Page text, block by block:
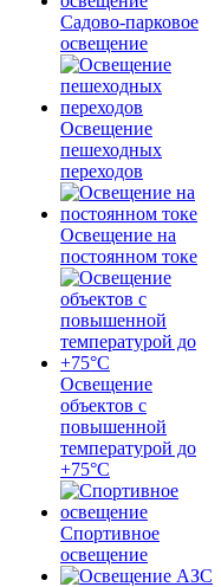
Садово-парковое
освещение
Освещение
пешеходных
переходов
Освещение на
постоянном токе
Освещение
объектов с
повышенной
температурой до
+75°C
Спортивное
освещение